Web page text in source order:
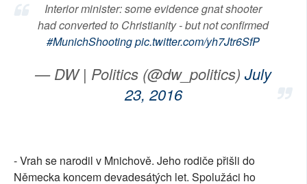
Interior minister: some evidence gnat shooter
had converted to Christianity - but not confirmed
#MunichShootingpic.twitter.com/yh7Jtr6SfP
— DW | Politics (@dw_politics) July
23, 2016
- Vrah se narodil v Mnichově. Jeho rodiče přišli do
Německa koncem devadesátých let. Spolužáci ho